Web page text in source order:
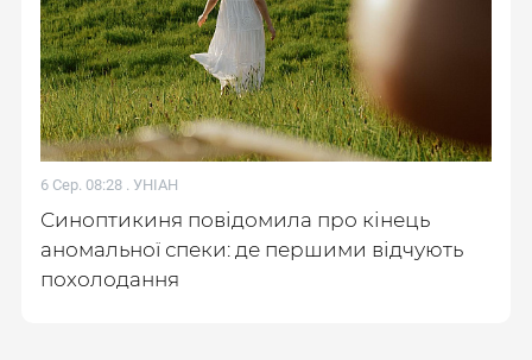
6 Сер. 08:28 . УНІАН
Синоптикиня повідомила про кінець
аномальної спеки: де першими відчують
похолодання